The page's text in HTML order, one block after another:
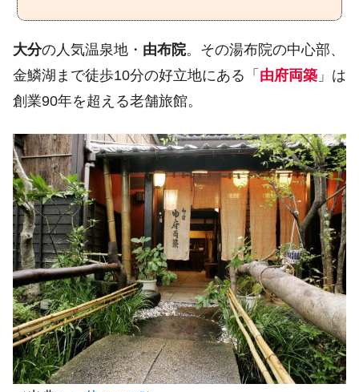
大分の人気温泉地・ 由布院。その湯布院の中心部、
金鱗湖まで徒歩10分の好立地にある「 由府両築 」は
創業90年を超える老舗旅館。